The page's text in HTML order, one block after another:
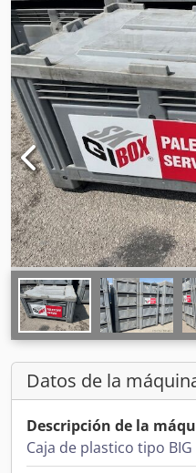
Datos de la
Descripción de la
Caja de plastico tipo BIG